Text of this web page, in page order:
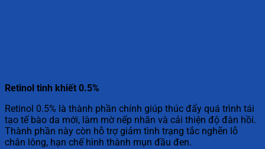
Retinol tinh khiết 0.5%
Retinol 0.5% là thành phần chính giúp thúc đẩy quá trình tái
tạo tế bào da mới, làm mờ nếp nhăn và cải thiện độ đàn hồi.
Thành phần này còn hỗ trợ giảm tình trạng tắc nghẽn lỗ
chân lông, hạn chế hình thành mụn đầu đen.